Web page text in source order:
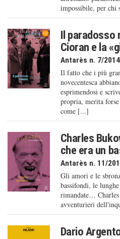
impossibile, per chi
Il paradosso
Cioran e la
Antarès n. 7/2014
Il fatto che i più
novecentesca
esprimendosi e
propria, merita
come [...]
Charles
che era un
Antarès n. 11/
Gli amori e le
bassifondi, le
rimandate…
avventurieri
Dario